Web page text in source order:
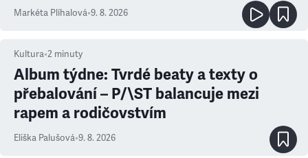
Markéta Plíhalová•9. 8. 2026
Kultura•2 minuty
Album týdne: Tvrdé beaty a texty o
přebalování – P/\ST balancuje mezi
rapem a rodičovstvím
Eliška Palušová•9. 8. 2026